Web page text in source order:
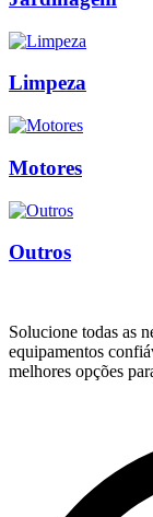
Limpeza
Motores
Outros
Solucione todas as
equipamentos
melhores opções